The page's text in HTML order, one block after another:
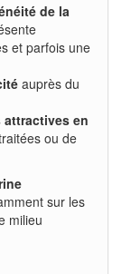
de la
et parfois une
auprès du
attractives en
ou de
sur les
milieu